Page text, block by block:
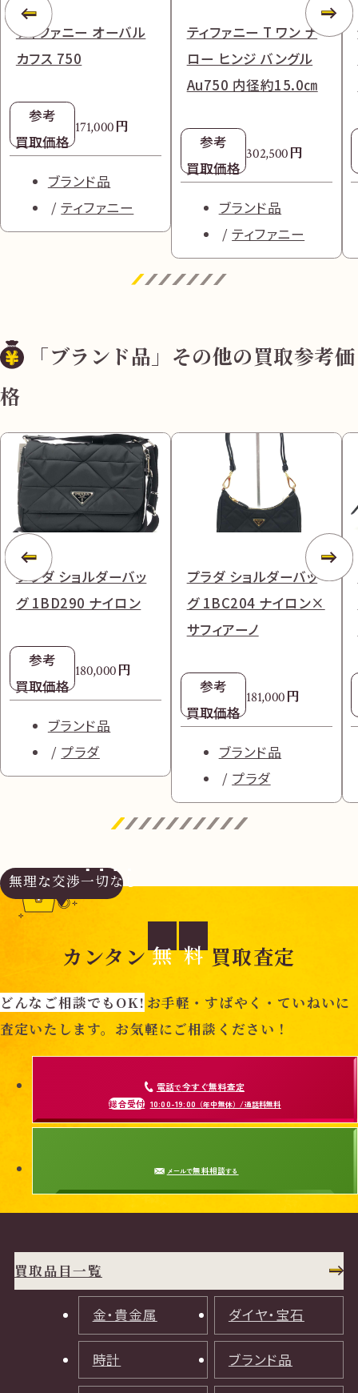
ティファニー オーバル
カフス 750
参考
買取価格
171,000円
ブランド品
ティファニー
ティファニー T ワン ナ
ロー ヒンジ バングル
Au750 内径約15.0㎝
参考
買取価格
302,500円
ブランド品
ティファニー
「ブランド品」その他の買取参考価
格
プラダ ショルダーバッ
グ 1BD290 ナイロン
参考
買取価格
180,000円
ブランド品
プラダ
プラダ ショルダーバッ
グ 1BC204 ナイロン×
サフィアーノ
参考
買取価格
181,000円
ブランド品
プラダ
無理な交渉一切なし
カンタン 無 料 買取査定
どんなご相談でもOK! お手軽・すばやく・ていねいに
査定いたします。お気軽にご相談ください！
電話で今すぐ無料査定
総合受付 10:00-19:00 （年中無休）/通話料無料
メールで無料相談する
買取品目一覧
金・貴金属 ダイヤ・宝石
時計 ブランド品